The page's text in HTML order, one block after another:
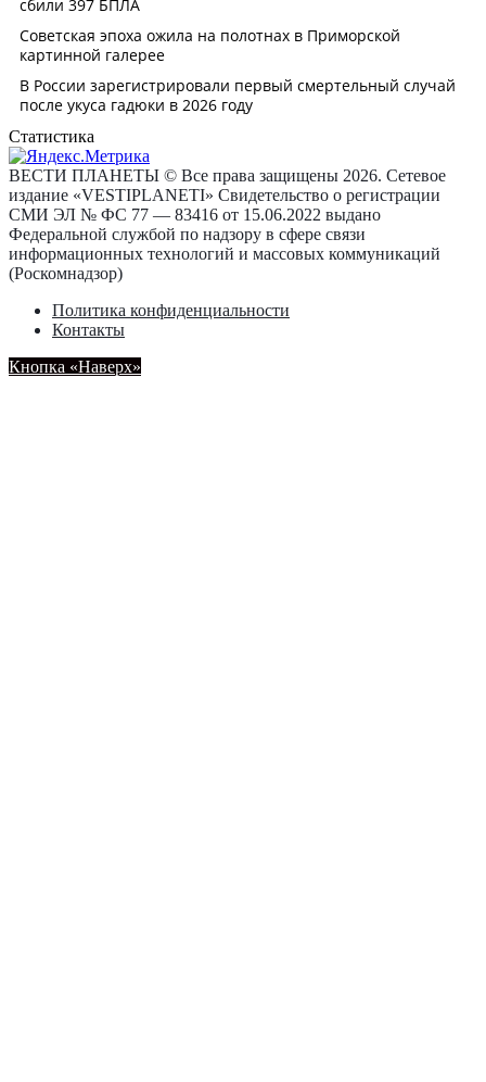
Статистика
ВЕСТИ ПЛАНЕТЫ © Все права защищены 2026. Сетевое
издание «VESTIPLANETI» Свидетельство о регистрации
СМИ ЭЛ № ФС 77 — 83416 от 15.06.2022 выдано
Федеральной службой по надзору в сфере связи
информационных технологий и массовых коммуникаций
(Роскомнадзор)
Политика конфиденциальности
Контакты
Кнопка «Наверх»